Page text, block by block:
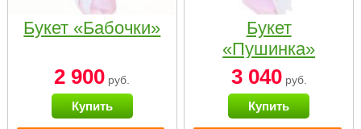
Букет «Бабочки»
2 900 руб.
Купить
Букет
«Пушинка»
3 040руб.
Купить